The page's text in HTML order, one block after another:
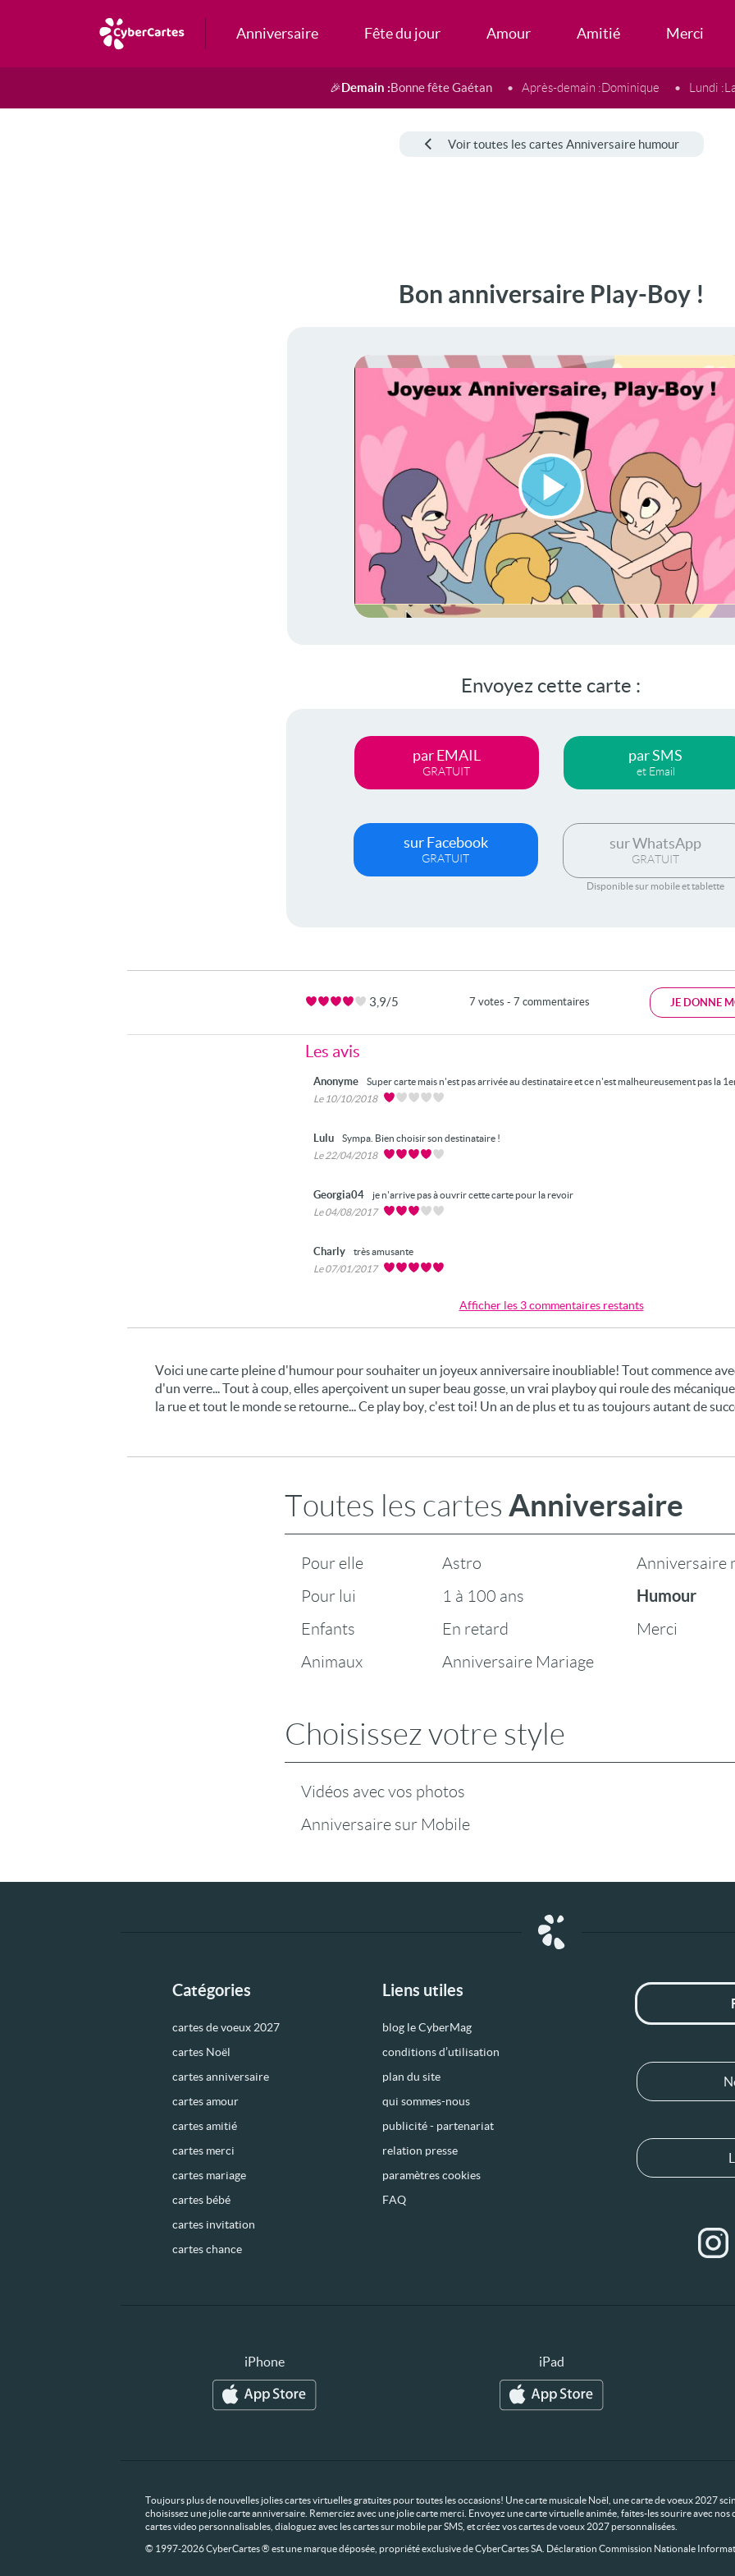
Anniversaire Fête du jour Amour Amitié Merci
🎉Demain :Bonne fête Gaétan Après-demain :Dominique Lundi :
Voir toutes les cartes Anniversaire humour
Bon anniversaire Play-Boy !
Lire
la
Envoyez cette carte :
par EMAIL
GRATUIT
par SMS
et Email
sur Facebook
GRATUIT
sur WhatsApp
GRATUIT
Disponible sur mobile et tablette
3,9/5 7 votes - 7 commentaires JE DONNE
Les avis
Anonyme
Super carte mais n'est pas arrivée au destinataire et ce n'est malheureusement pas la
Le 10/10/2018
Lulu
Sympa. Bien choisir son destinataire !
Le 22/04/2018
Georgia04
je n'arrive pas à ouvrir cette carte pour la revoir
Le 04/08/2017
Charly
très amusante
Le 07/01/2017
Afficher les 3 commentaires restants
Voici une carte pleine d'humour pour souhaiter un joyeux anniversaire inoubliable! Tout commence
d'un verre... Tout à coup, elles aperçoivent un super beau gosse, un vrai playboy qui roule des
la rue et tout le monde se retourne... Ce play boy, c'est toi! Un an de plus et tu as toujours autant de
Toutes les cartes Anniversaire
Pour elle
Pour lui
Enfants
Animaux
Astro
1 à 100 ans
En retard
Anniversaire Mariage
Anniversaire
Humour
Merci
Choisissez votre style
Vidéos avec vos photos
Anniversaire sur Mobile
Catégories
cartes de voeux 2027
cartes Noël
cartes anniversaire
cartes amour
cartes amitié
cartes merci
cartes mariage
cartes bébé
cartes invitation
cartes chance
Liens utiles
blog le CyberMag
conditions d’utilisation
plan du site
qui sommes-nous
publicité - partenariat
relation presse
paramètres cookies
FAQ
iPhone iPad
Toujours plus de nouvelles jolies cartes virtuelles gratuites pour toutes les occasions! Une carte musicale Noël, une carte de voeux 2027
choisissez une jolie carte anniversaire. Remerciez avec une jolie carte merci. Envoyez une carte virtuelle animée, faites-les sourire avec
cartes video personnalisables, dialoguez avec les cartes sur mobile par SMS, et créez vos cartes de voeux 2027 personnalisées.
© 1997-2026 CyberCartes ® est une marque déposée, propriété exclusive de CyberCartes SA. Déclaration Commission Nationale